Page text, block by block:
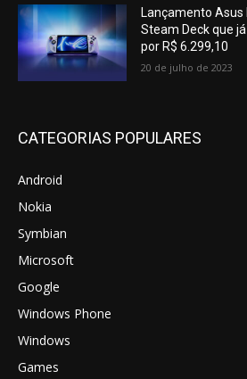
Lançamento Asus
Steam Deck que
por R$ 6.299,10
20 de julho de 2023
CATEGORIAS POPULARES
Android
Nokia
Symbian
Microsoft
Google
Windows Phone
Windows
Games